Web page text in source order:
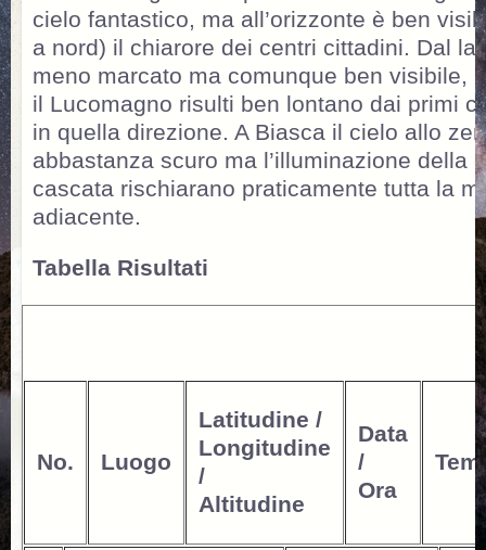
cielo fantastico, ma all’orizzonte è ben
a nord) il chiarore dei centri cittadini. Dal
meno marcato ma comunque ben visibile,
il Lucomagno risulti ben lontano dai primi
in quella direzione. A Biasca il cielo allo
abbastanza scuro ma l’illuminazione della
cascata rischiarano praticamente tutta la
adiacente.
Tabella Risultati
No. Luogo
Latitudine /
Longitudine
/
Altitudine
Data
/
Ora